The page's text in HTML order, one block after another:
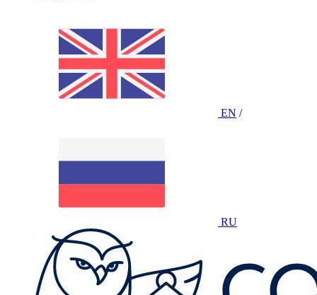
EN /
RU